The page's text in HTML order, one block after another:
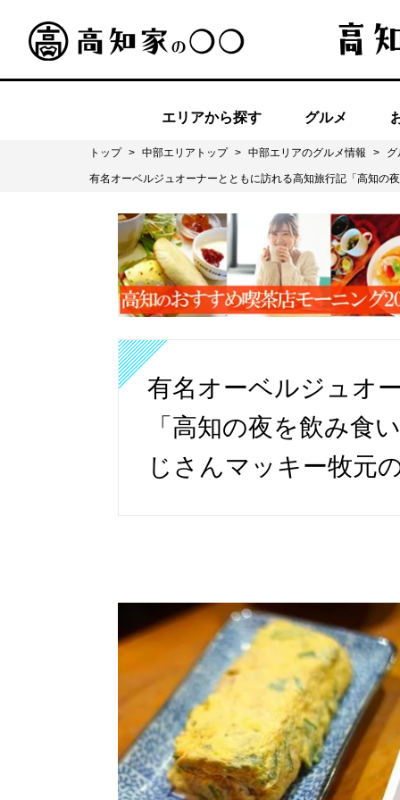
エリアから探す グルメ
トップ > 中部エリアトップ > 中部エリアのグルメ情報 > グ
有名オーベルジュオーナーとともに訪れる高知旅行記「高知の
有名オーベルジュオ
「高知の夜を飲み食
じさんマッキー牧元